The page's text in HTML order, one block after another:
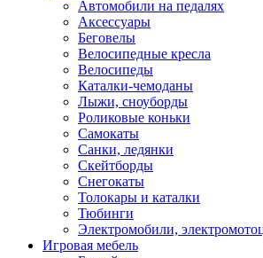
Автомобили на педалях
Аксессуары
Беговелы
Велосипедные кресла
Велосипеды
Каталки-чемоданы
Лыжи, сноуборды
Роликовые коньки
Самокаты
Санки, ледянки
Скейтборды
Снегокаты
Толокары и каталки
Тюбинги
Электромобили,
Игровая мебель